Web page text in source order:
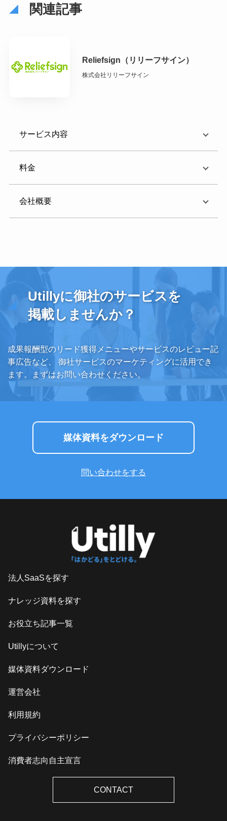
関連記事
Reliefsign（リリーフサイン）
株式会社リリーフサイン
サービス内容
料金
会社概要
Utillyに御社のサービスを
掲載しませんか？
成果報酬型のリード獲得メニューやサービスのレビュー記
事広告など、
御社サービスのマーケティングに活用でき
ます。まずはお問い合わせください。
媒体資料をダウンロード
問い合わせをする
法人SaaSを探す
ナレッジ資料を探す
お役立ち記事一覧
Utillyについて
媒体資料ダウンロード
運営会社
利用規約
プライバシーポリシー
消費者志向自主宣言
CONTACT